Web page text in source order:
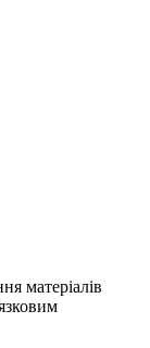
матеріалів